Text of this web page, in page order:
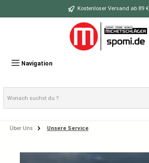
Zum Hauptinhalt springen Kostenloser Versand ab 89 €
Navigation
Über Uns Unsere Service